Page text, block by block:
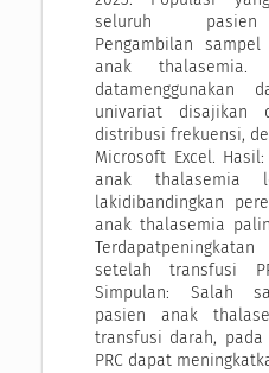
seluruh pasien
Pengambilan
anak thalasemia.
datamenggunakan
univariat disajikan
distribusi frekuensi,
Microsoft Excel.
anak thalasemia
lakidibandingkan
anak thalasemia
setelah transfusi
Simpulan: Salah
pasien anak
transfusi darah,
PRC dapat